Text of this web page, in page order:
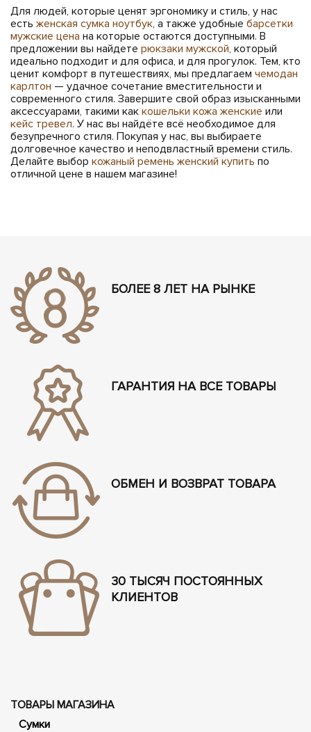
Для людей, которые ценят эргономику и стиль, у нас
есть женская сумка ноутбук, а также удобные барсетки
мужские цена на которые остаются доступными. В
предложении вы найдете рюкзаки мужской, который
идеально подходит и для офиса, и для прогулок. Тем, кто
ценит комфорт в путешествиях, мы предлагаем чемодан
карлтон — удачное сочетание вместительности и
современного стиля. Завершите свой образ изысканными
аксессуарами, такими как кошельки кожа женские или
кейс тревел. У нас вы найдёте всё необходимое для
безупречного стиля. Покупая у нас, вы выбираете
долговечное качество и неподвластный времени стиль.
Делайте выбор кожаный ремень женский купить по
отличной цене в нашем магазине!
БОЛЕЕ 8 ЛЕТ НА РЫНКЕ
ГАРАНТИЯ НА ВСЕ ТОВАРЫ
ОБМЕН И ВОЗВРАТ ТОВАРА
30 ТЫСЯЧ ПОСТОЯННЫХ
КЛИЕНТОВ
ТОВАРЫ МАГАЗИНА
Сумки